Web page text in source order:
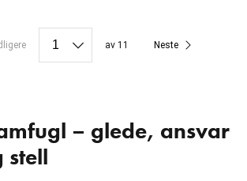
av 11 Neste
– glede, ansvar
stell